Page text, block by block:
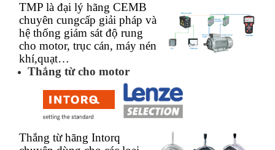
TMP là đại lý hãng CEMB
chuyên cungcấp giải pháp và
hệ thống giám sát độ rung
cho motor, trục cán, máy nén
khí,quạt…
Thắng từ cho motor
Thắng từ hãng Intorq